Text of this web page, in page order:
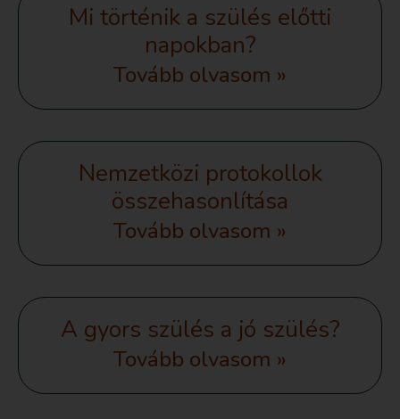
Mi történik a szülés előtti
napokban?
Tovább olvasom »
Nemzetközi protokollok
összehasonlítása
Tovább olvasom »
A gyors szülés a jó szülés?
Tovább olvasom »